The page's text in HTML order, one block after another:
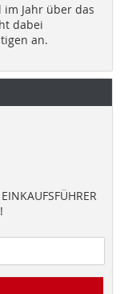
im Jahr über das
dabei
an.